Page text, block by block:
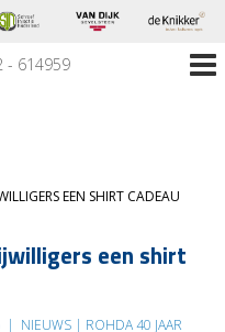
- 614959
EEN SHIRT CADEAU
een shirt
| NIEUWS | ROHDA 40 JAAR